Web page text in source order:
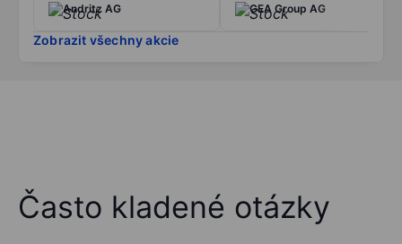
Andritz AG GEA Group AG
Zobrazit všechny akcie
Často kladené otázky